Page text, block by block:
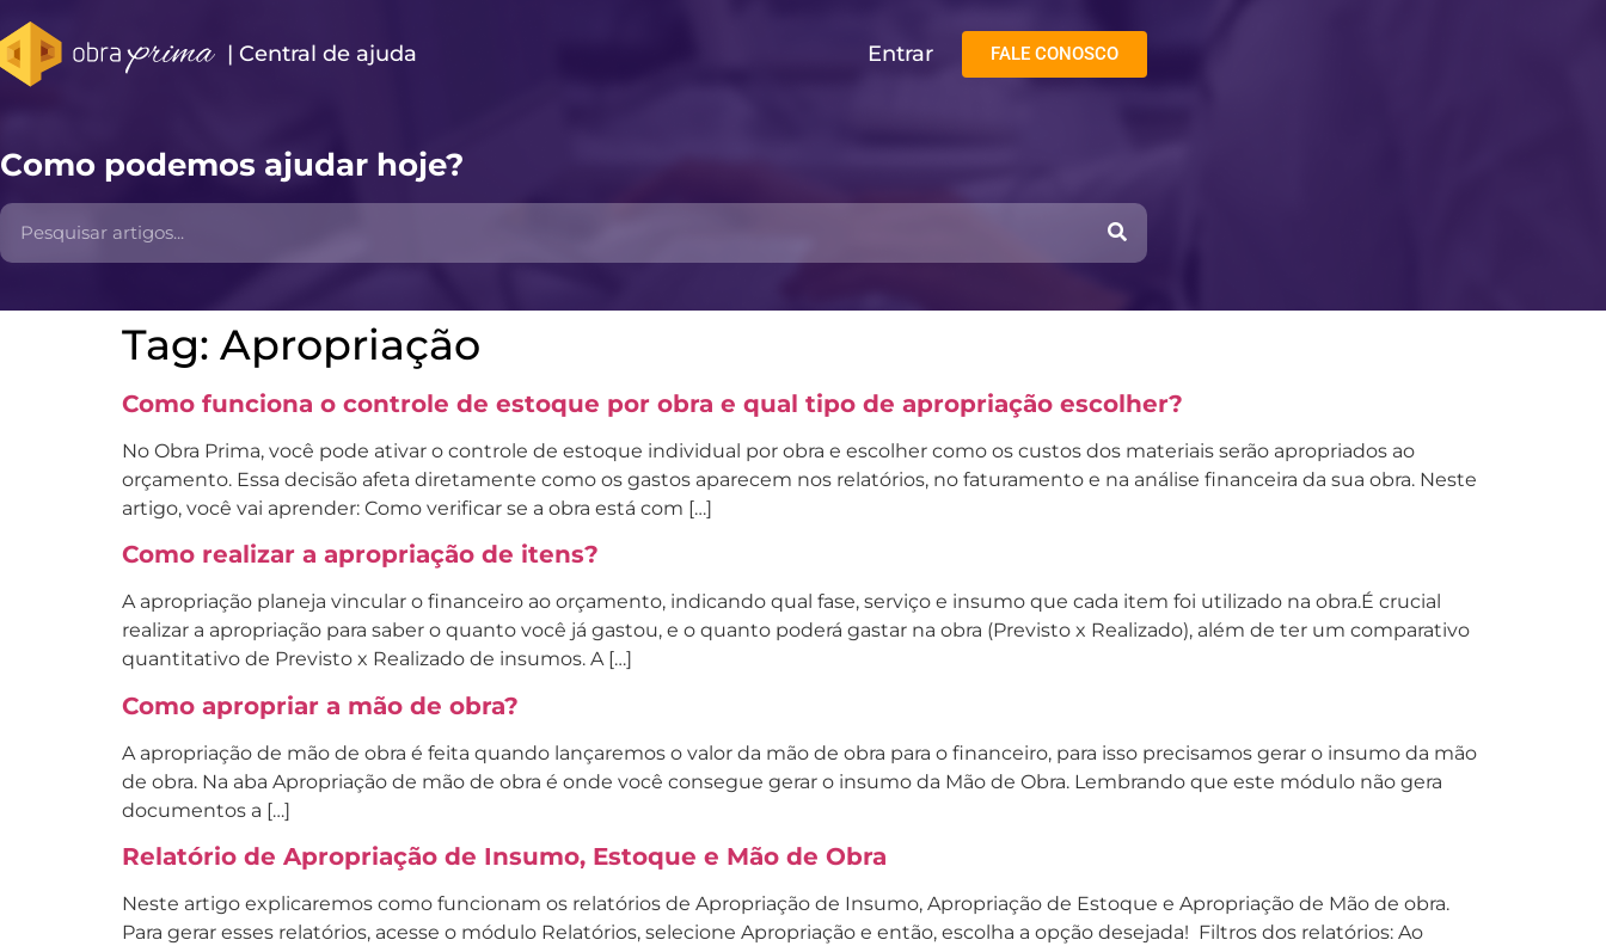
| Central de ajuda​ Entrar FALE CONOSCO
Como podemos ajudar hoje?
Tag: Apropriação
Como funciona o controle de estoque por obra e qual tipo de apropriação escolher?
No Obra Prima, você pode ativar o controle de estoque individual por obra e escolher como os custos dos materiais serão apropriados ao
orçamento. Essa decisão afeta diretamente como os gastos aparecem nos relatórios, no faturamento e na análise financeira da sua obra. Neste
artigo, você vai aprender: Como verificar se a obra está com […]
Como realizar a apropriação de itens?
A apropriação planeja vincular o financeiro ao orçamento, indicando qual fase, serviço e insumo que cada item foi utilizado na obra.É crucial
realizar a apropriação para saber o quanto você já gastou, e o quanto poderá gastar na obra (Previsto x Realizado), além de ter um comparativo
quantitativo de Previsto x Realizado de insumos. A […]
Como apropriar a mão de obra?
A apropriação de mão de obra é feita quando lançaremos o valor da mão de obra para o financeiro, para isso precisamos gerar o insumo da mão
de obra. Na aba Apropriação de mão de obra é onde você consegue gerar o insumo da Mão de Obra. Lembrando que este módulo não gera
documentos a […]
Relatório de Apropriação de Insumo, Estoque e Mão de Obra
Neste artigo explicaremos como funcionam os relatórios de Apropriação de Insumo, Apropriação de Estoque e Apropriação de Mão de obra.
Para gerar esses relatórios, acesse o módulo Relatórios, selecione Apropriação e então, escolha a opção desejada! Filtros dos relatórios: Ao